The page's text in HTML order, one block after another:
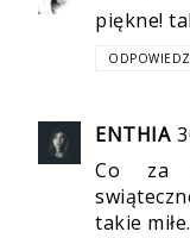
piękne!
ODPOWIEDZ
ENTHIA
Co za
takie miłe.